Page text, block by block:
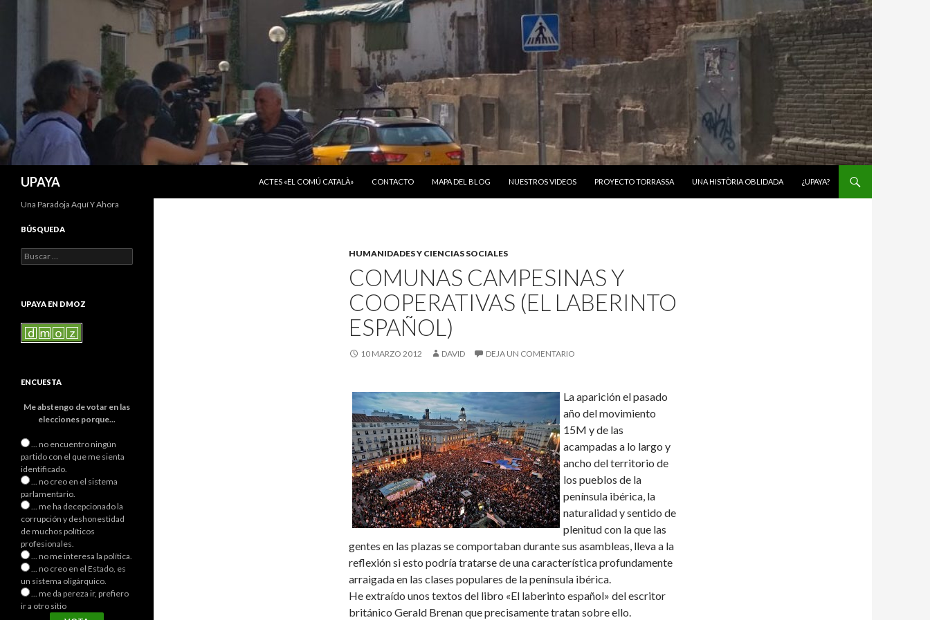
UPAYA
ACTES «EL COMÚ CATALÀ»
CONTACTO MAPA DEL BLOG NUESTROS VIDEOS PROYECTO TORRASSA UNA HISTÒRIA OBLIDADA ¿UPAYA?
HUMANIDADES Y CIENCIAS SOCIALES
COMUNAS CAMPESINAS Y
COOPERATIVAS (EL LABERINTO
ESPAÑOL)
10 MARZO 2012 DAVID DEJA UN COMENTARIO
La aparición el pasado
año del movimiento
15M y de las
acampadas a lo largo y
ancho del territorio de
los pueblos de la
península ibérica, la
naturalidad y sentido de
plenitud con la que las
gentes en las plazas se comportaban durante sus asambleas, lleva a la
reflexión si esto podría tratarse de una característica profundamente
arraigada en las clases populares de la península ibérica.
He extraído unos textos del libro «El laberinto español» del escritor
británico Gerald Brenan que precisamente tratan sobre ello.
Una Paradoja Aquí Y Ahora
BÚSQUEDA
Buscar:
UPAYA EN DMOZ
ENCUESTA
Me abstengo de votar en las
elecciones porque...
... no encuentro ningún
partido con el que me sienta
identificado.
... no creo en el sistema
parlamentario.
... me ha decepcionado la
corrupción y deshonestidad
de muchos políticos
profesionales.
... no me interesa la política.
... no creo en el Estado, es
un sistema oligárquico.
... me da pereza ir, prefiero
ir a otro sitio